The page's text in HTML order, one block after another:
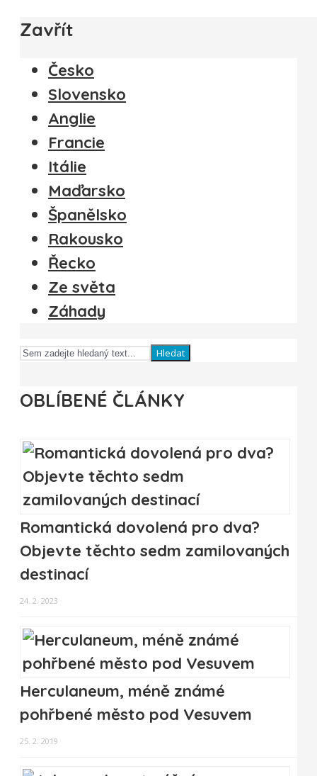
Zavřít
Česko
Slovensko
Anglie
Francie
Itálie
Maďarsko
Španělsko
Rakousko
Řecko
Ze světa
Záhady
Hledat
OBLÍBENÉ ČLÁNKY
Romantická dovolená pro dva?
Objevte těchto sedm zamilovaných
destinací
24. 2. 2023
Herculaneum, méně známé
pohřbené město pod Vesuvem
25. 2. 2019